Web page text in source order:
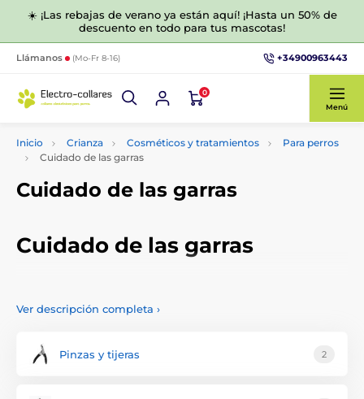
☀️ ¡Las rebajas de verano ya están aquí! ¡Hasta un 50% de
descuento en todo para tus mascotas!
Llámanos (Mo-Fr 8-16) +34900963443
0
Menú
Inicio Crianza Cosméticos y tratamientos
Para perros
Cuidado de las garras
Cuidado de las garras
Cuidado de las garras
entre nuestra gama de productos de calidad.
Ver descripción completa ›
Pinzas y tijeras 2